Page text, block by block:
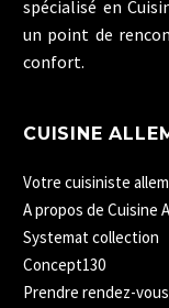
spécialisé en
un point de
confort.
CUISINE
Votre cuisiniste
A propos de Cuisine
Systemat collection
Concept130
Prendre rendez-vous